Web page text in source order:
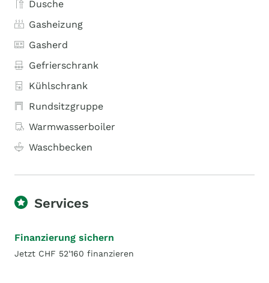
Dusche
Gasheizung
Gasherd
Gefrierschrank
Kühlschrank
Rundsitzgruppe
Warmwasserboiler
Waschbecken
Services
Finanzierung sichern
Jetzt CHF 52'160 finanzieren